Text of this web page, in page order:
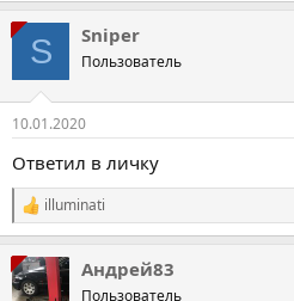
S Sniper
Пользователь
10.01.2020
Ответил в личку
Р
е
к
ц
illuminati
Андрей83
Пользователь